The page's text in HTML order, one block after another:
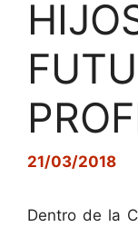
21/03/2018
Dentro de la